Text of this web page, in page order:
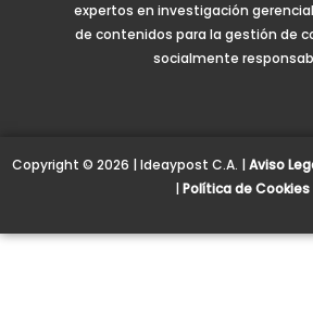
expertos en investigación
de contenidos para la gestión de
socialmente
Copyright © 2026 | Ideaypost C.A. | Aviso
| Política de Cookies